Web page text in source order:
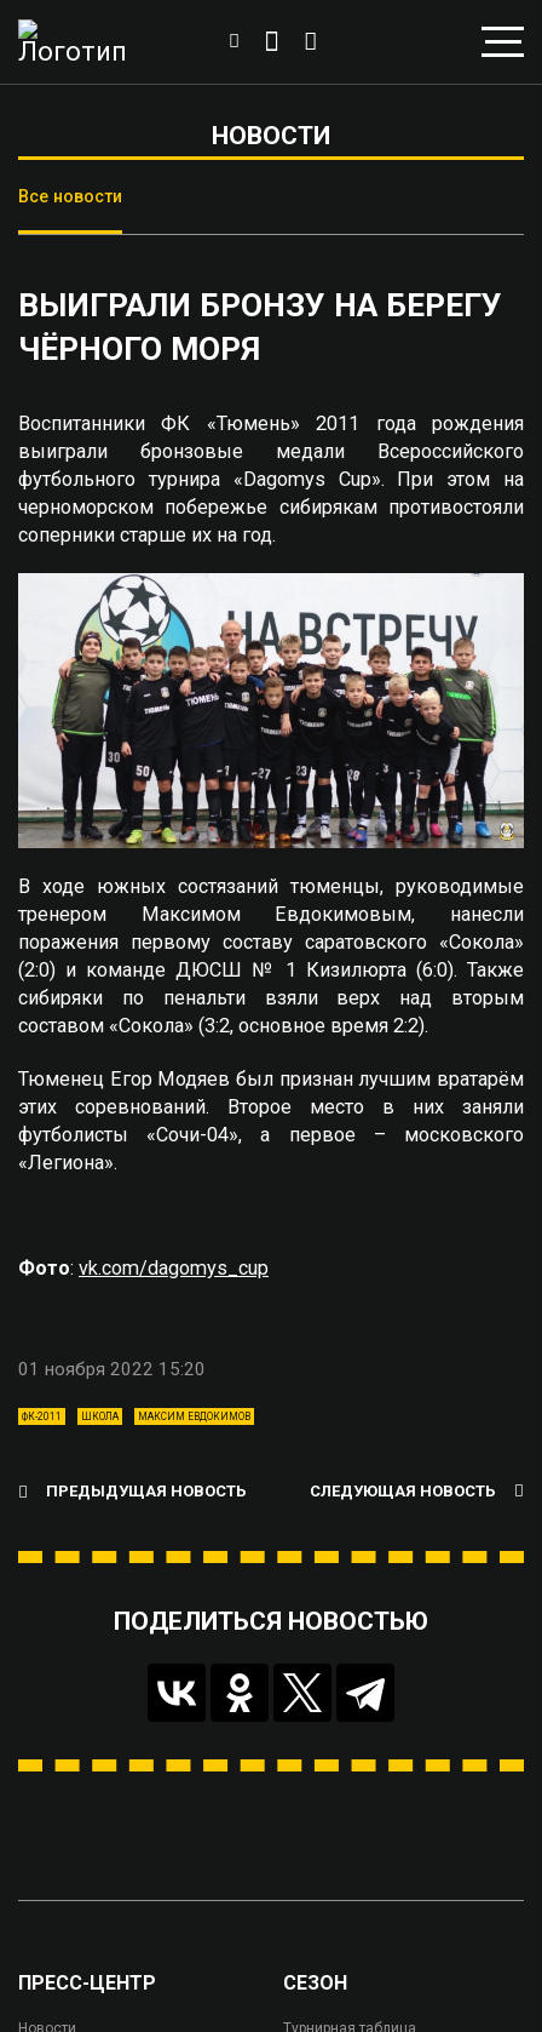
НОВОСТИ
Все новости
ВЫИГРАЛИ БРОНЗУ НА БЕРЕГУ
ЧЁРНОГО МОРЯ
Воспитанники ФК «Тюмень» 2011 года рождения
выиграли бронзовые медали Всероссийского
футбольного турнира «Dagomys Cup». При этом на
черноморском побережье сибирякам противостояли
соперники старше их на год.
В ходе южных состязаний тюменцы, руководимые
тренером Максимом Евдокимовым, нанесли
поражения первому составу саратовского «Сокола»
(2:0) и команде ДЮСШ № 1 Кизилюрта (6:0). Также
сибиряки по пенальти взяли верх над вторым
составом «Сокола» (3:2, основное время 2:2).
Тюменец Егор Модяев был признан лучшим вратарём
этих соревнований. Второе место в них заняли
футболисты «Сочи-04», а первое – московского
«Легиона».
Фото: vk.com/dagomys_cup
01 ноября 2022 15:20
ФК-2011 ШКОЛА МАКСИМ ЕВДОКИМОВ
ПРЕДЫДУЩАЯ НОВОСТЬ СЛЕДУЮЩАЯ НОВОСТЬ
ПОДЕЛИТЬСЯ НОВОСТЬЮ
ПРЕСС-ЦЕНТР
Новости
СЕЗОН
Турнирная таблица